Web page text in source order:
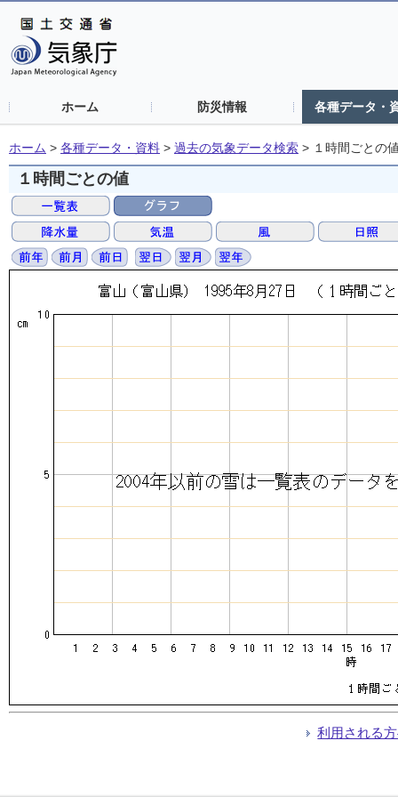
ホーム 防災情報 各種データ・
ホーム > 各種データ・資料 > 過去の気象データ検索 > １時間ごとの
１時間ごとの値
利用される